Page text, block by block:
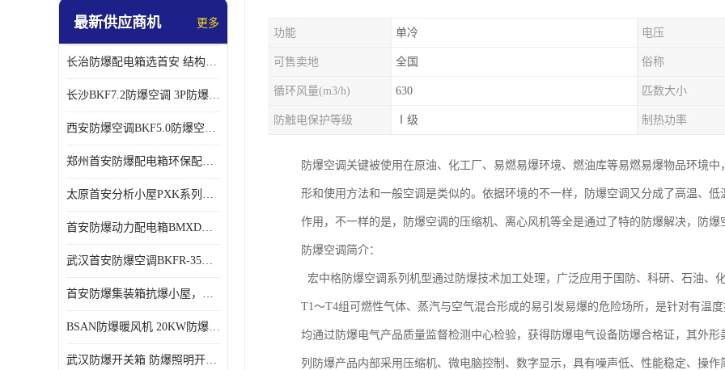
最新供应商机 更多
长治防爆配电箱选首安 结构紧凑、价格合理、资质齐全
长沙BKF7.2防爆空调 3P防爆空调与普通空调有什么区别
西安防爆空调BKF5.0防爆空调技术参数
郑州首安防爆配电箱环保配套用防爆配电箱
太原首安分析小屋PXK系列在线分析小屋厂家
首安防爆动力配电箱BMXD系列防爆配电箱技术参数
武汉首安防爆空调BKFR-35防爆空调生产厂家
首安防爆集装箱抗爆小屋，危化品暂存间厂家批发
BSAN防爆暖风机 20KW防爆工业暖风机
武汉防爆开关箱 防爆照明开关箱厂家
功能 单冷 电压
可售卖地 全国 俗称
循环风量(m3/h) 630 匹数大小
防触电保护等级 Ⅰ级 制热功率
防爆空调关键被使用在原油、化工厂、易燃易爆环境、燃油库等易燃易爆物品环境
形和使用方法和一般空调是类似的。依据环境的不一样，防爆空调又分成了高温、
作用，不一样的是，防爆空调的压缩机、离心风机等全是通过了特的防爆解决，防爆
防爆空调简介：
宏中格防爆空调系列机型通过防爆技术加工处理，广泛应用于国防、科研、石油
T1～T4组可燃性气体、蒸汽与空气混合形成的易引发易爆的危险场所，是针对有温
均通过防爆电气产品质量监督检测中心检验，获得防爆电气设备防爆合格证，其外
列防爆产品内部采用压缩机、微电脑控制、数字显示，具有噪声低、性能稳定、操